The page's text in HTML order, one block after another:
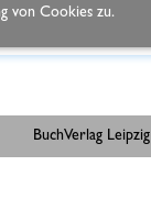
von Cookies zu.
BuchVerlag Leipzig